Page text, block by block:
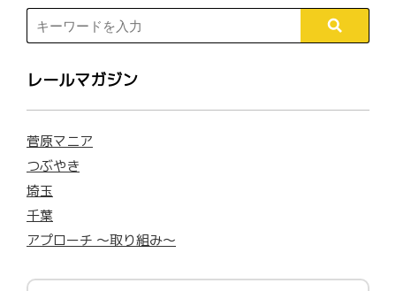
レールマガジン
菅原マニア
つぶやき
埼玉
千葉
アプローチ 〜取り組み〜